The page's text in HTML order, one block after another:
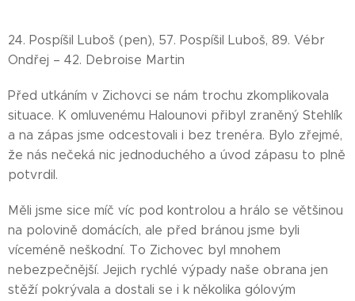
24. Pospíšil Luboš (pen), 57. Pospíšil Luboš, 89. Vébr
Ondřej – 42. Debroise Martin
Před utkáním v Zichovci se nám trochu zkomplikovala
situace. K omluvenému Halounovi přibyl zraněný Stehlík
a na zápas jsme odcestovali i bez trenéra. Bylo zřejmé,
že nás nečeká nic jednoduchého a úvod zápasu to plně
potvrdil.
Měli jsme sice míč víc pod kontrolou a hrálo se většinou
na polovině domácích, ale před bránou jsme byli
víceméně neškodní. To Zichovec byl mnohem
nebezpečnější. Jejich rychlé výpady naše obrana jen
stěží pokrývala a dostali se i k několika gólovým